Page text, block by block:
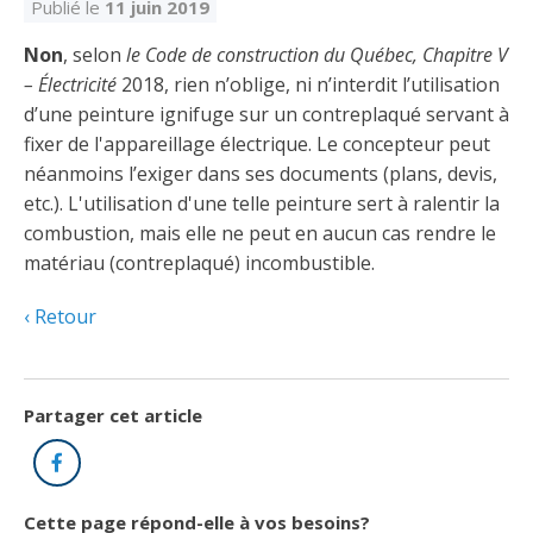
Découvrez notre campagne de
sensibilisation
Trouver un entrepreneur
Faire affaire avec un maître électricien
Comment choisir un entrepreneur électricien
Découvrir l'espace Entrepreneurs
électriciens
Hydro-Québec
Ce
lien
s’ouvrira
une
pour les membres
Ressources informationnelles
Découvrir l'espace Devenir
entrepreneur
Service Démarrer une entreprise
Ce
lien
s’ouvrira
une
Documents
Formulaires, guides et autres documents
informatifs
Demande de délivrance ou de modification d’une
licence d’entrepreneur
Découvrir l'espace La CMEQ
À propos de la CMEQ
Comités de la CMEQ
Le personnel de la CMEQ
Découvrir l'espace Formation continue
Déclarer mes heures de FCO
Ce
lien
s’ouvrira
une
À propos
Offre de formation de la CMEQ
Publié le 11 juin 2019
Non, selon le Code de construction du Québec, Chapitre V
– Électricité 2018, rien n’oblige, ni n’interdit l’utilisation
d’une peinture ignifuge sur un contreplaqué servant à
fixer de l'appareillage électrique. Le concepteur peut
néanmoins l’exiger dans ses documents (plans, devis,
etc.). L'utilisation d'une telle peinture sert à ralentir la
combustion, mais elle ne peut en aucun cas rendre le
matériau (contreplaqué) incombustible.
Retour
Partager cet article
Facebook
Cette page répond-elle à vos besoins?